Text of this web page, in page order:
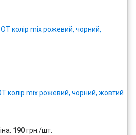
колір mix рожевий, чорний, жовтий
190грн./шт.